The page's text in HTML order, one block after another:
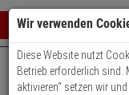
+49 (0)821 899 493-
Wir verwenden
Diese Website nutzt
Betrieb erforderlich sind.
aktivieren“ setzen wir